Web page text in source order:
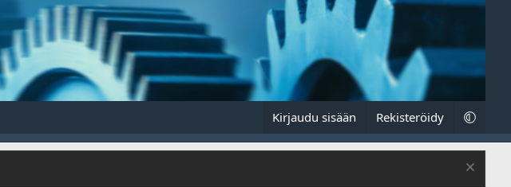
Kirjaudu sisään Rekisteröidy